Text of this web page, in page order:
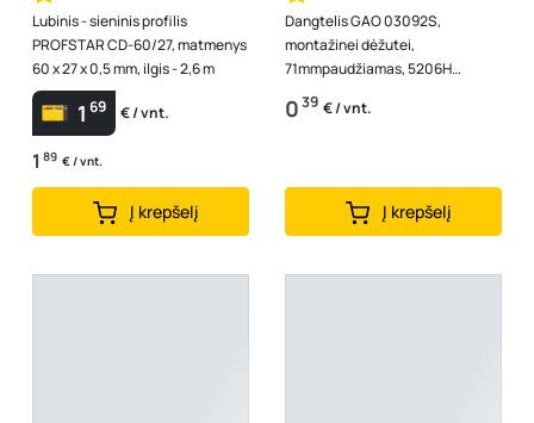
Lubinis - sieninis profilis
PROFSTAR CD-60/27, matmenys
60 x 27 x 0,5 mm, ilgis - 2,6 m
1 69 € / vnt.
1 89 € / vnt.
Į krepšelį
Dangtelis GAO 03092S,
montažinei dėžutei,
71mmpaudžiamas, 5206H
T650dgr
039 € / vnt.
Į krepšelį